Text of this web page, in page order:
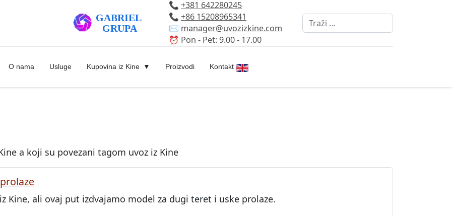
📞 +381 642280245
📞 +86 15208965341
✉️ manager@uvozizkine.com
⏰ Pon - Pet: 9.00 - 17.00
Pretraži
O nama Usluge Kupovina iz Kine Proizvodi Kontakt Izaberite vaš jezik
a koji su povezani tagom uvoz iz Kine
Kine, ali ovaj put izdvajamo model za dugi teret i uske prolaze.